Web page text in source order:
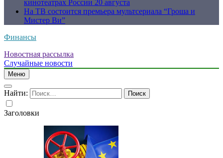
кинотеатрах России 20 августа
На ТВ состоится премьера мультсериала “Гроша и
Мистер Ви”
Финансы
Новостная рассылка
Случайные новости
Меню
Найти:
Заголовки